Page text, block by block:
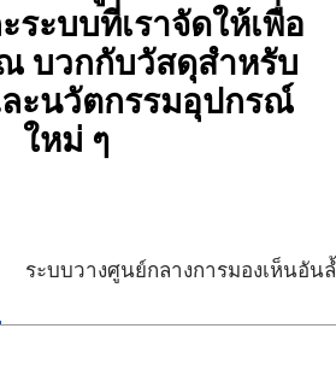
ระบบที่เราจัดให้เพื่อ
บวกกับวัสดุสำหรับ
ะนวัตกรรมอุปกรณ์
ใหม่ ๆ
ระบบวางศูนย์กลางการมองเห็นอัน